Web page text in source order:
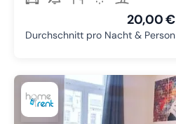
20,00 €
Durchschnitt pro Nacht & Person